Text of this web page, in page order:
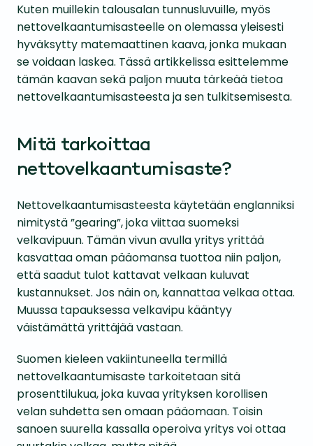
Kuten muillekin talousalan tunnusluvuille, myös
nettovelkaantumisasteelle on olemassa yleisesti
hyväksytty matemaattinen kaava, jonka mukaan
se voidaan laskea. Tässä artikkelissa esittelemme
tämän kaavan sekä paljon muuta tärkeää tietoa
nettovelkaantumisasteesta ja sen tulkitsemisesta.
Mitä tarkoittaa
nettovelkaantumisaste?
Nettovelkaantumisasteesta käytetään englanniksi
nimitystä ”gearing”, joka viittaa suomeksi
velkavipuun. Tämän vivun avulla yritys yrittää
kasvattaa oman pääomansa tuottoa niin paljon,
että saadut tulot kattavat velkaan kuluvat
kustannukset. Jos näin on, kannattaa velkaa ottaa.
Muussa tapauksessa velkavipu kääntyy
väistämättä yrittäjää vastaan.
Suomen kieleen vakiintuneella termillä
nettovelkaantumisaste tarkoitetaan sitä
prosenttilukua, joka kuvaa yrityksen korollisen
velan suhdetta sen omaan pääomaan. Toisin
sanoen suurella kassalla operoiva yritys voi ottaa